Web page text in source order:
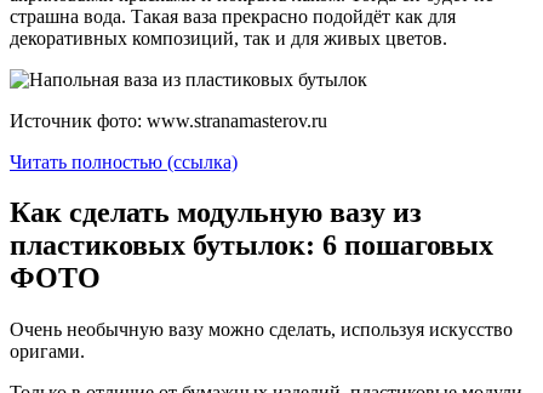
страшна вода. Такая ваза прекрасно подойдёт как для
декоративных композиций, так и для живых цветов.
Источник фото: www.stranamasterov.ru
Читать полностью (ссылка)
Как сделать модульную вазу из
пластиковых бутылок: 6 пошаговых
ФОТО
Очень необычную вазу можно сделать, используя искусство
оригами.